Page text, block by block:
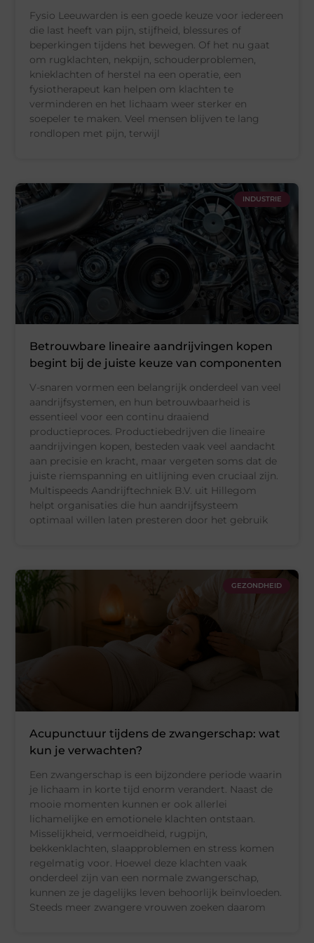
Fysio Leeuwarden is een goede keuze voor iedereen
die last heeft van pijn, stijfheid, blessures of
beperkingen tijdens het bewegen. Of het nu gaat
om rugklachten, nekpijn, schouderproblemen,
knieklachten of herstel na een operatie, een
fysiotherapeut kan helpen om klachten te
verminderen en het lichaam weer sterker en
soepeler te maken. Veel mensen blijven te lang
rondlopen met pijn, terwijl
INDUSTRIE
Betrouwbare lineaire aandrijvingen kopen
begint bij de juiste keuze van componenten
V-snaren vormen een belangrijk onderdeel van veel
aandrijfsystemen, en hun betrouwbaarheid is
essentieel voor een continu draaiend
productieproces. Productiebedrijven die lineaire
aandrijvingen kopen, besteden vaak veel aandacht
aan precisie en kracht, maar vergeten soms dat de
juiste riemspanning en uitlijning even cruciaal zijn.
Multispeeds Aandrijftechniek B.V. uit Hillegom
helpt organisaties die hun aandrijfsysteem
optimaal willen laten presteren door het gebruik
GEZONDHEID
Acupunctuur tijdens de zwangerschap: wat
kun je verwachten?
Een zwangerschap is een bijzondere periode waarin
je lichaam in korte tijd enorm verandert. Naast de
mooie momenten kunnen er ook allerlei
lichamelijke en emotionele klachten ontstaan.
Misselijkheid, vermoeidheid, rugpijn,
bekkenklachten, slaapproblemen en stress komen
regelmatig voor. Hoewel deze klachten vaak
onderdeel zijn van een normale zwangerschap,
kunnen ze je dagelijks leven behoorlijk beïnvloeden.
Steeds meer zwangere vrouwen zoeken daarom